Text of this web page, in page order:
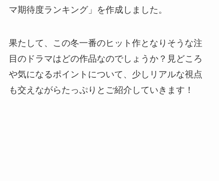
マ期待度ランキング」を作成しました。
果たして、この冬一番のヒット作となりそうな注
目のドラマはどの作品なのでしょうか？見どころ
や気になるポイントについて、少しリアルな視点
も交えながらたっぷりとご紹介していきます！